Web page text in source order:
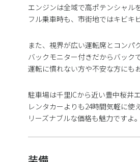
エンジンは全域で高ポテンシャル
フル乗車時も、市街地ではキビキ
また、視界が広い運転席とコンパ
バックモニター付きだからバック
運転に慣れない方や不安な方にも
駐車場は千里ICから近い豊中桜井
レンタカーよりも24時間気軽に使
リーズナブルな価格も魅力ですよ。